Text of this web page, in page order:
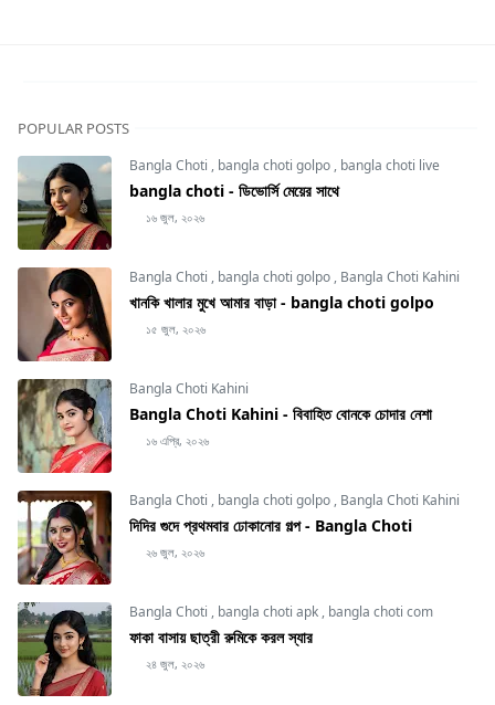
POPULAR POSTS
Bangla Choti , bangla choti golpo , bangla choti live
bangla choti - ডিভোর্সি মেয়ের সাথে
১৬ জুল, ২০২৬
Bangla Choti , bangla choti golpo , Bangla Choti Kahini
খানকি খালার মুখে আমার বাড়া - bangla choti golpo
১৫ জুল, ২০২৬
Bangla Choti Kahini
Bangla Choti Kahini - বিবাহিত বোনকে চোদার নেশা
১৬ এপ্রি, ২০২৬
Bangla Choti , bangla choti golpo , Bangla Choti Kahini
দিদির গুদে প্রথমবার ঢোকানোর গল্প - Bangla Choti
২৬ জুল, ২০২৬
Bangla Choti , bangla choti apk , bangla choti com
ফাকা বাসায় ছাত্রী রুমিকে করল স্যার
২৪ জুল, ২০২৬